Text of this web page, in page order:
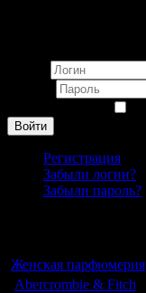
Войти
Регистрация
Забыли логин?
Забыли пароль?
Женская парфюмерия
Abercrombie & Fitch